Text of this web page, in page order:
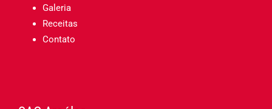
Galeria
Receitas
Contato